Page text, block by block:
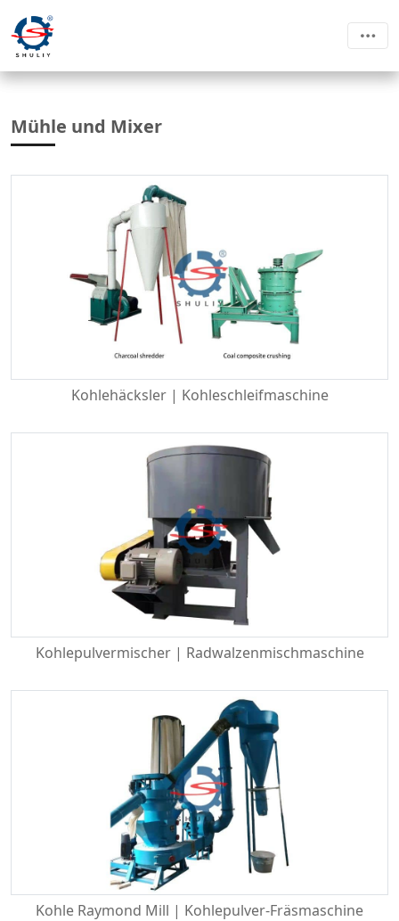
Mühle und Mixer
Kohlehäcksler | Kohleschleifmaschine
Kohlepulvermischer | Radwalzenmischmaschine
Kohle Raymond Mill | Kohlepulver-Fräsmaschine